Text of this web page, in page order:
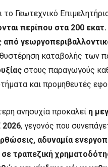
το Γεωτεχνικό
περίπου στα 200
από
καταβολής των
στους παραγωγούς
και προμηθευτές
ανησυχία προκαλεί η
, γεγονός που
αδυναμία
τραπεζική